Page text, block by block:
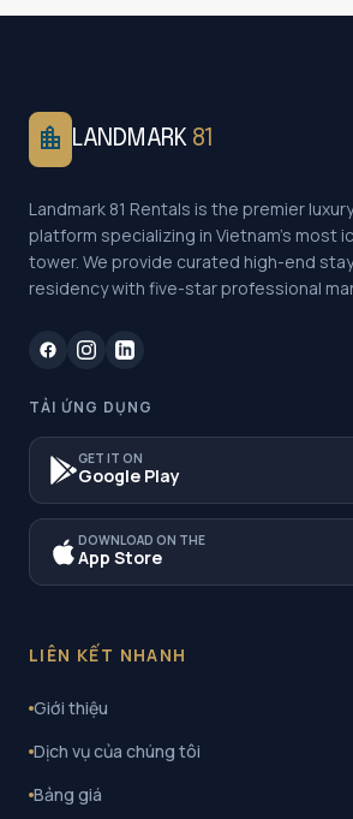
location_city LANDMARK 81
Landmark 81 Rentals is the premier
platform specializing in Vietnam's most
tower. We provide curated high-end
residency with five-star professional
TẢI ỨNG DỤNG
GET IT ON
Google Play
DOWNLOAD ON THE
App Store
LIÊN KẾT NHANH
Giới thiệu
Dịch vụ của chúng tôi
Bảng giá